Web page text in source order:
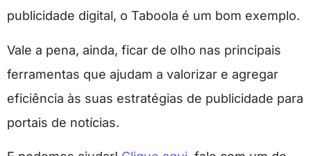
publicidade digital, o Taboola é um bom exemplo.
Vale a pena, ainda, ficar de olho nas principais
ferramentas que ajudam a valorizar e agregar
eficiência às suas estratégias de publicidade para
portais de notícias.